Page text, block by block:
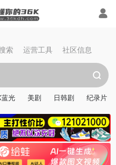
索 运营工具 社区信息
光 美剧 日韩剧 纪录片